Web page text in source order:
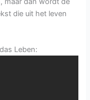
die uit het leven
Leben: